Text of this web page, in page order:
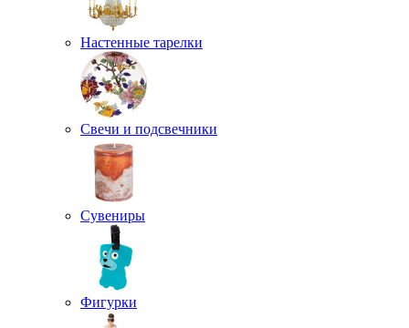
Настенные тарелки
Свечи и подсвечники
Сувениры
Фигурки